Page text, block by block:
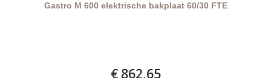
Gastro M 600 elektrische bakplaat 60/30 FTE
€ 862,65